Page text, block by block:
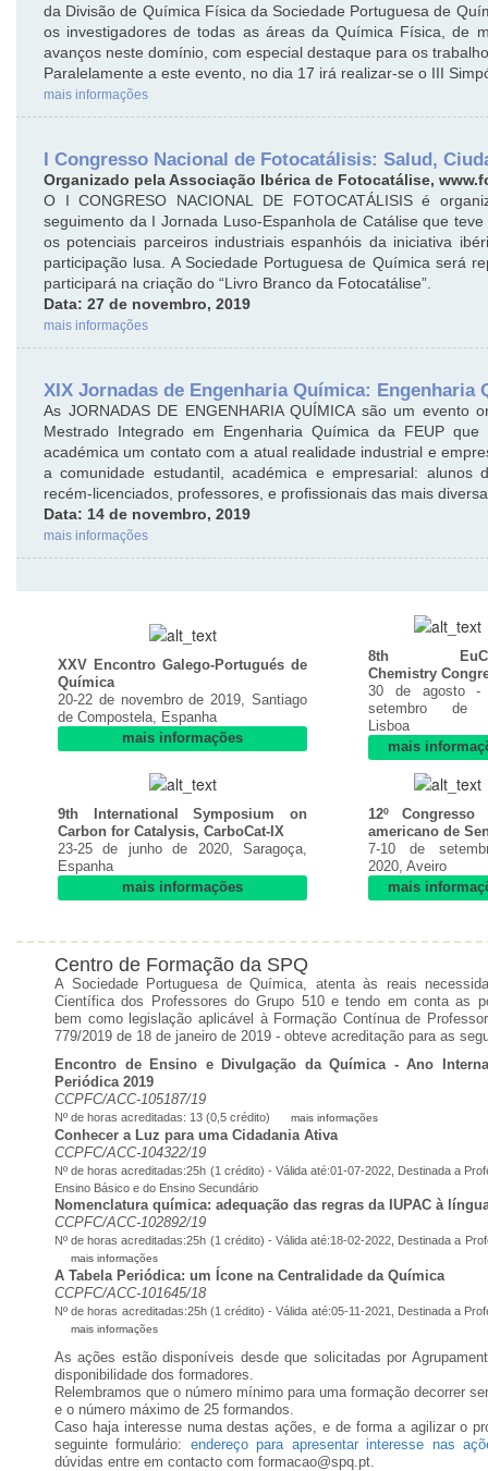
da Divisão de Química Física da Sociedade Portuguesa de
os investigadores de todas as áreas da Química Física, de
avanços neste domínio, com especial destaque para os
Paralelamente a este evento, no dia 17 irá realizar-se o III
mais informações
I Congresso Nacional de Fotocatálisis: Salud,
Organizado pela Associação Ibérica de Fotocatálise,
O I CONGRESO NACIONAL DE FOTOCATÁLISIS é
seguimento da I Jornada Luso-Espanhola de Catálise que
os potenciais parceiros industriais espanhóis da iniciativa
participação lusa. A Sociedade Portuguesa de Química será
participará na criação do “Livro Branco da Fotocatálise”.
Data: 27 de novembro, 2019
mais informações
XIX Jornadas de Engenharia Química: Engenharia
As JORNADAS DE ENGENHARIA QUÍMICA são um
Mestrado Integrado em Engenharia Química da FEUP
académica um contato com a atual realidade industrial e
a comunidade estudantil, académica e empresarial:
recém-licenciados, professores, e profissionais das mais
Data: 14 de novembro, 2019
mais informações
XXV Encontro Galego-Portugués de
Química
20-22 de novembro de 2019, Santiago
de Compostela, Espanha
mais informações
8th
Chemistry
30 de agosto
setembro de
Lisboa
mais
9th International Symposium on
Carbon for Catalysis, CarboCat-IX
23-25 de junho de 2020, Saragoça,
Espanha
mais informações
12º Congresso
americano de
7-10 de
2020, Aveiro
mais
Centro de Formação da SPQ
A Sociedade Portuguesa de Química, atenta às reais
Científica dos Professores do Grupo 510 e tendo em conta as
bem como legislação aplicável à Formação Contínua de
779/2019 de 18 de janeiro de 2019 - obteve acreditação para as
Encontro de Ensino e Divulgação da Química - Ano
Periódica 2019
CCPFC/ACC-105187/19
Nº de horas acreditadas: 13 (0,5 crédito) mais informações
Conhecer a Luz para uma Cidadania Ativa
CCPFC/ACC-104322/19
Nº de horas acreditadas:25h (1 crédito) - Válida até:01-07-2022, Destinada a
Ensino Básico e do Ensino Secundário
Nomenclatura química: adequação das regras da IUPAC à
CCPFC/ACC-102892/19
Nº de horas acreditadas:25h (1 crédito) - Válida até:18-02-2022, Destinada a
mais informações
A Tabela Periódica: um Ícone na Centralidade da Química
CCPFC/ACC-101645/18
Nº de horas acreditadas:25h (1 crédito) - Válida até:05-11-2021, Destinada a
mais informações
As ações estão disponíveis desde que solicitadas por
disponibilidade dos formadores.
Relembramos que o número mínimo para uma formação decorrer
e o número máximo de 25 formandos.
Caso haja interesse numa destas ações, e de forma a agilizar o
seguinte formulário: endereço para apresentar interesse nas
dúvidas entre em contacto com formacao@spq.pt.